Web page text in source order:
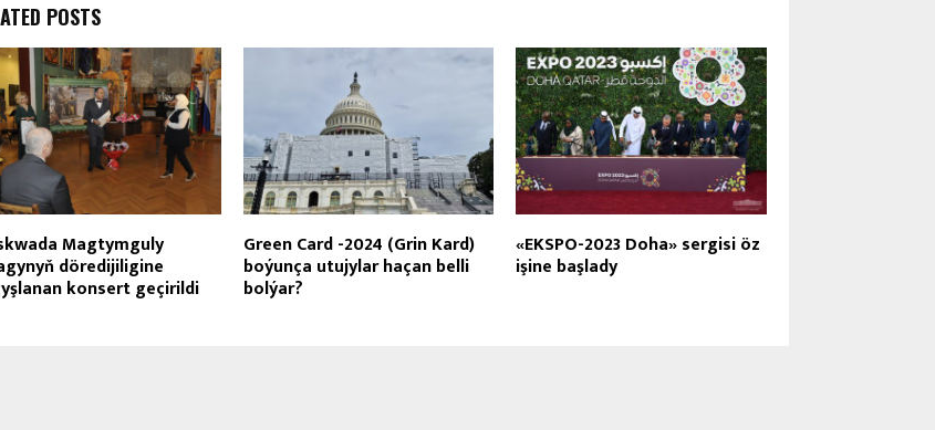
POSTS
Magtymguly
döredijiligine
konsert geçirildi
Green Card -2024 (Grin Kard)
boýunça utujylar haçan belli
bolýar?
«EKSPO-2023 Doha» sergisi öz
işine başlady